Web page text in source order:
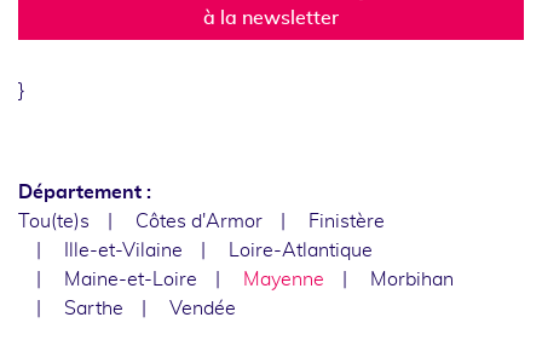
à la newsletter
}
Département :
Tou(te)s
Côtes d'Armor
Finistère
Ille-et-Vilaine
Loire-Atlantique
Maine-et-Loire
Mayenne
Morbihan
Sarthe
Vendée